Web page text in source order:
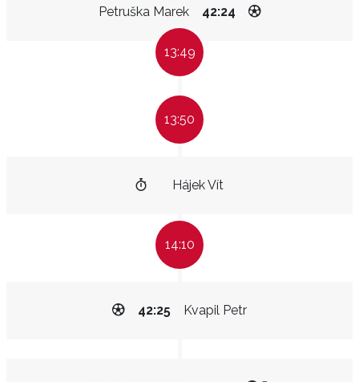
Petruška Marek 42:24
13:49
13:50
Hájek Vít
14:10
Kvapil Petr
42:25